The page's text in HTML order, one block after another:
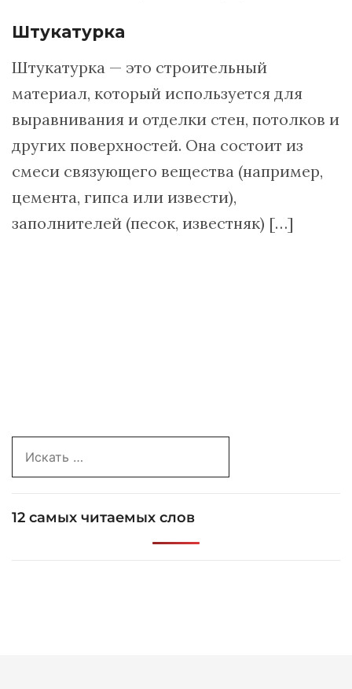
Штукатурка
Штукатурка — это строительный
материал, который используется для
выравнивания и отделки стен, потолков и
других поверхностей. Она состоит из
смеси связующего вещества (например,
цемента, гипса или извести),
заполнителей (песок, известняк) […]
for:
12 самых читаемых слов